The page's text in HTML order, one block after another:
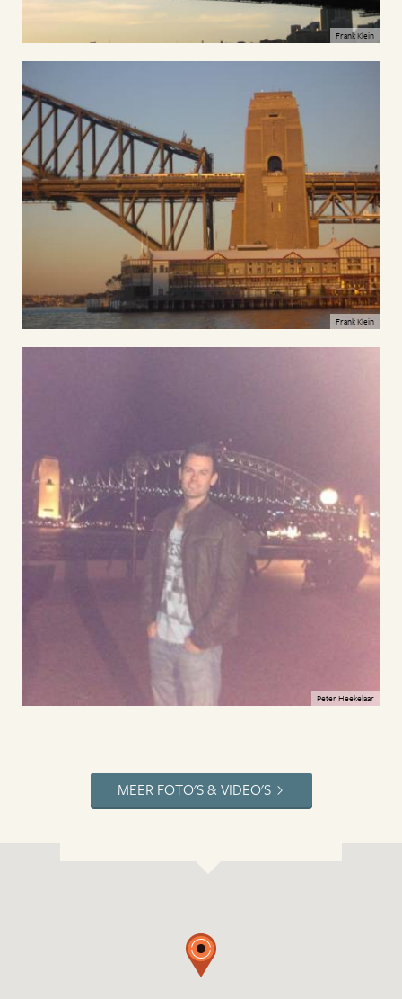
Frank Klein
Frank Klein
Peter Heekelaar
MEER FOTO'S & VIDEO'S